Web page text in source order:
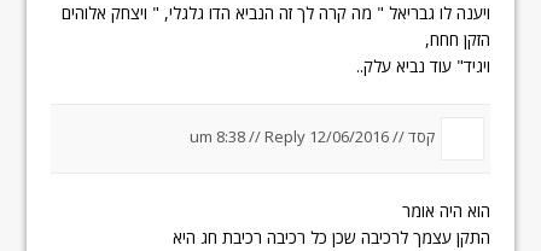
ויענה לו גבריאל " מה קרה לך זה הנביא הדו גלגלי, " ויצחק אלוהים
הזקן חחח,
ויגיד" עוד נביא עלק..
קסד //12/06/2016 um 8:38
//Reply
הוא היה אומר
התקן עצמך לרכיבה שכן כל רכיבה רכיבת חג היא